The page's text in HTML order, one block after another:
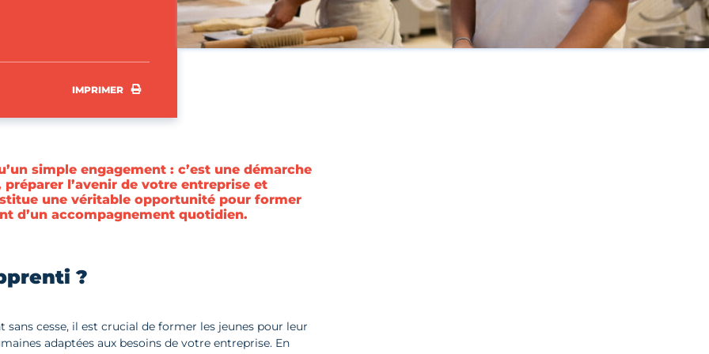
IMPRIMER
simple engagement : c’est une démarche
l’avenir de votre entreprise et
une véritable opportunité pour former
d’un accompagnement quotidien.
?
cesse, il est crucial de former les jeunes pour leur
adaptées aux besoins de votre entreprise. En